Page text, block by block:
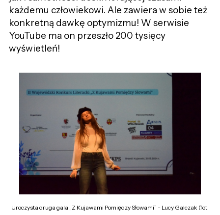
każdemu człowiekowi. Ale zawiera w sobie też
konkretną dawkę optymizmu! W serwisie
YouTube ma on przeszło 200 tysięcy
wyświetleń!
Uroczysta druga gala „Z Kujawami Pomiędzy Słowami” - Lucy Galczak (fot.